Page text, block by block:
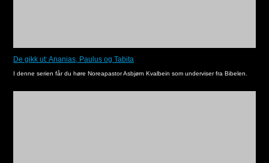
De gikk ut: Ananias, Paulus og Tabita
I denne serien får du høre Noreapastor Asbjørn Kvalbein som underviser fra Bibelen.